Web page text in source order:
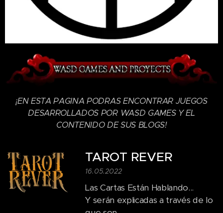
¡EN ESTA PAGINA PODRAS ENCONTRAR JUEGOS
DESARROLLADOS POR WASD GAMES Y EL
CONTENIDO DE SUS BLOGS!
TAROT REVER
16.05.2022
Las Cartas Están Hablando...
Y serán explicadas a través de lo